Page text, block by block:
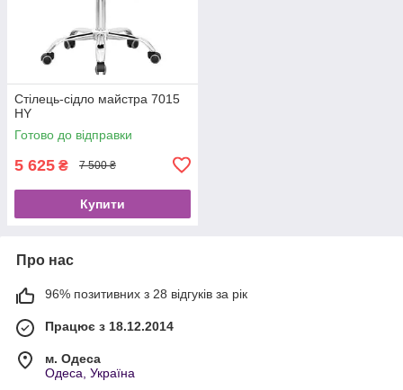
Стілець-сідло майстра 7015
HY
Готово до відправки
5 625 ₴ 7 500 ₴
Купити
Про нас
96% позитивних з 28 відгуків за рік
Працює з 18.12.2014
м. Одеса
Одеса, Україна